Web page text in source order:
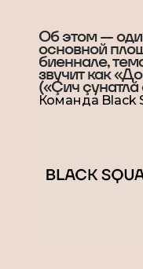
Об этом —
основной
биеннале,
звучит как
(«Çич çунатлӑ
Команда Black